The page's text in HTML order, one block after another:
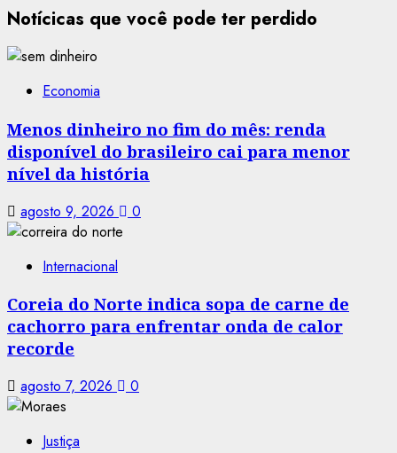
Notícicas que você pode ter perdido
Economia
Menos dinheiro no fim do mês: renda
disponível do brasileiro cai para menor
nível da história
agosto 9, 2026 0
Internacional
Coreia do Norte indica sopa de carne de
cachorro para enfrentar onda de calor
recorde
agosto 7, 2026 0
Justiça